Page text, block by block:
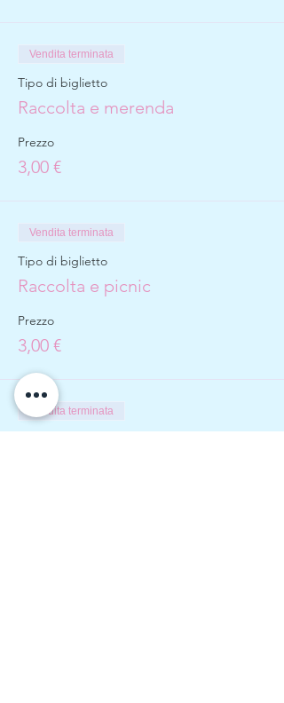
Vendita terminata
Tipo di biglietto
Raccolta e merenda
Prezzo
3,00 €
Vendita terminata
Tipo di biglietto
Raccolta e picnic
Prezzo
3,00 €
Vendita terminata